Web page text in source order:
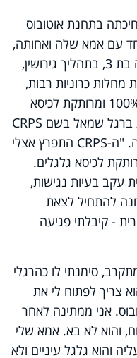
בתחנת אוטובוס
דן, יחד עם אמא שלה ואחותה,
כדי להגיע הביתה. "אני אמא לילדה בת 3, בתהליך גירושין,
כרוניות רבות,
חרדה ודיכאון, פוסט טראומה ונכה 100% ומרותקת לכיסא
גלגלים בעקבות תסמונת נוירולוגית ברגל שמאל בשם CRPS
שגורמת לכאבים עזים 24/7", כתבה. "ה-CRPS התפרץ אצלי
ומאז אני מרותקת לכיסא גלגלים.
עקב בעיות נגישות,
להתחיל לצאת
- קיבלתי פגיעה
סימנתי לו כהרגלי
צריך לפתוח לי את
אני ממתינה לאחר
והוא לא בא. אמא שלי
והוא גלגל עיניים ולא